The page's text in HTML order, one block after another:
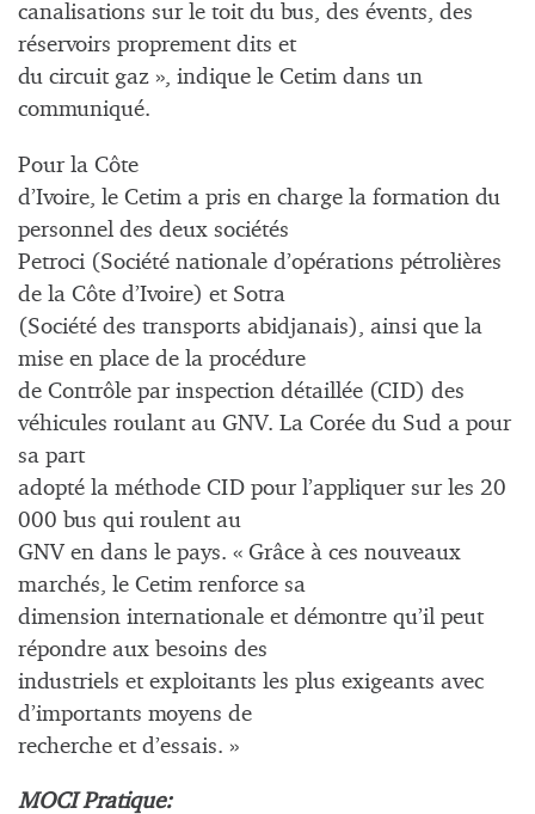
canalisations sur le toit du bus, des évents, des
réservoirs proprement dits et
du circuit gaz », indique le Cetim dans un
communiqué.
Pour la Côte
d’Ivoire, le Cetim a pris en charge la formation du
personnel des deux sociétés
Petroci (Société nationale d’opérations pétrolières
de la Côte d’Ivoire) et Sotra
(Société des transports abidjanais), ainsi que la
mise en place de la procédure
de Contrôle par inspection détaillée (CID) des
véhicules roulant au GNV. La Corée du Sud a pour
sa part
adopté la méthode CID pour l’appliquer sur les 20
000 bus qui roulent au
GNV en dans le pays. « Grâce à ces nouveaux
marchés, le Cetim renforce sa
dimension internationale et démontre qu’il peut
répondre aux besoins des
industriels et exploitants les plus exigeants avec
d’importants moyens de
recherche et d’essais. »
MOCI Pratique: